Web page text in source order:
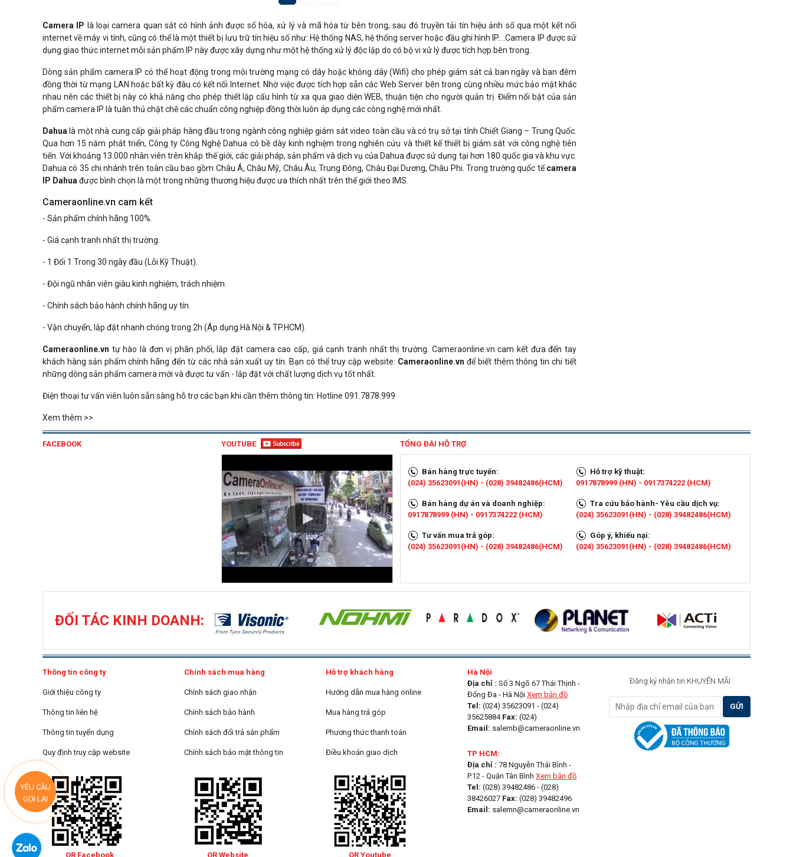
Camera IP là loại camera quan sát có hình ảnh được số hóa, xử lý và mã hóa từ bên trong, sau đó truyền tải tín hiệu ảnh số qua một kết nối
internet về máy vi tính, cũng có thể là một thiết bị lưu trữ tín hiệu số như: Hệ thống NAS, hệ thống server hoặc đầu ghi hình IP….Camera IP được sử
dụng giao thức internet mỗi sản phẩm IP này được xây dựng như một hệ thống xử lý độc lập do có bộ vi xử lý được tích hợp bên trong.
Dòng sản phẩm camera IP có thể hoạt động trong môi trường mạng có dây hoặc không dây (Wifi) cho phép giám sát cả ban ngày và ban đêm
đồng thời từ mạng LAN hoặc bất kỳ đâu có kết nối Internet. Nhờ việc được tích hợp sẵn các Web Server bên trong cùng nhiều mức bảo mật khác
nhau nên các thiết bị này có khả năng cho phép thiết lập cấu hình từ xa qua giao diện WEB, thuận tiện cho người quản trị. Điểm nổi bật của sản
phẩm camera IP là tuân thủ chặt chẽ các chuẩn công nghiệp đồng thời luôn áp dụng các công nghệ mới nhất.
Dahua là một nhà cung cấp giải pháp hàng đầu trong ngành công nghiệp giám sát video toàn cầu và có trụ sở tại tỉnh Chiết Giang – Trung Quốc.
Qua hơn 15 năm phát triển, Công ty Công Nghệ Dahua có bề dày kinh nghiệm trong nghiên cứu và thiết kế thiết bị giám sát với công nghệ tiên
tiến. Với khoảng 13.000 nhân viên trên khắp thế giới, các giải pháp, sản phẩm và dịch vụ của Dahua được sử dụng tại hơn 180 quốc gia và khu vực.
Dahua có 35 chi nhánh trên toàn cầu bao gồm Châu Á, Châu Mỹ, Châu Âu, Trung Đông, Châu Đại Dương, Châu Phi. Trong trường quốc tếcamera
IP Dahua được bình chọn là một trong những thương hiệu được ưa thích nhất trên thế giới theo IMS.
Cameraonline.vn cam kết
- Sản phẩm chính hãng 100%.
- Giá cạnh tranh nhất thị trường.
- 1 Đổi 1 Trong 30 ngày đầu (Lỗi Kỹ Thuật).
- Đội ngũ nhân viên giàu kinh nghiệm, trách nhiệm.
- Chính sách bảo hành chính hãng uy tín.
- Vận chuyển, lắp đặt nhanh chóng trong 2h (Áp dụng Hà Nội & TP.HCM).
Cameraonline.vn tự hào là đơn vị phân phối, lắp đặt camera cao cấp, giá cạnh tranh nhất thị trường. Cameraonline.vn cam kết đưa đến tay
khách hàng sản phẩm chính hãng đến từ các nhà sản xuất uy tín. Bạn có thể truy cập website: Cameraonline.vn để biết thêm thông tin chi tiết
những dòng sản phẩm camera mới và được tư vấn - lắp đặt với chất lượng dịch vụ tốt nhất.
Điện thoại tư vấn viên luôn sẵn sàng hỗ trợ các bạn khi cần thêm thông tin: Hotline 091.7878.999
Xem thêm >>
FACEBOOK YOUTUBE TỔNG ĐÀI HỖ TRỢ
Bán hàng trực tuyến:
(024) 35623091(HN) - (028) 39482486(HCM)
Bán hàng dự án và doanh nghiệp:
0917878999 (HN) - 0917374222 (HCM)
Tư vấn mua trả góp:
(024) 35623091(HN) - (028) 39482486(HCM)
Hỗ trợ kỹ thuật:
0917878999 (HN) - 0917374222 (HCM)
Tra cứu bảo hành- Yêu cầu dịch vụ:
(024) 35623091(HN) - (028) 39482486(HCM)
Góp ý, khiếu nại:
(024) 35623091(HN) - (028) 39482486(HCM)
ĐỐI TÁC KINH DOANH:
Thông tin công ty
Giới thiệu công ty
Thông tin liên hệ
Thông tin tuyển dụng
Quy định truy cập website
QR Facebook
Chính sách mua hàng
Chính sách giao nhận
Chính sách bảo hành
Chính sách đổi trả sản phẩm
Chính sách bảo mật thông tin
QR Website
Hỗ trợ khách hàng
Hướng dẫn mua hàng online
Mua hàng trả góp
Phương thức thanh toán
Điều khoản giao dịch
QR Youtube
Hà Nội
Địa chỉ : Số 3 Ngõ 67 Thái Thịnh -
Đống Đa - Hà Nội Xem bản đồ
Tel: (024) 35623091 - (024)
35625884 Fax: (024)
Email: salemb@cameraonline.vn
TP HCM:
Địa chỉ : 78 Nguyễn Thái Bình -
P.12 - Quận Tân Bình Xem bản đồ
Tel: (028) 39482486 - (028)
38426027 Fax: (028) 39482496
Email: salemn@cameraonline.vn
Đăng ký nhận tin KHUYẾN MÃI
GỬI
NGAY
YÊU CẦU
GỌI LẠI